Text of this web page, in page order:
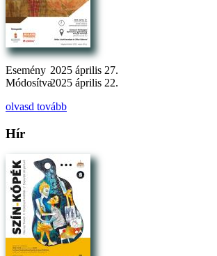
Esemény 2025 április 27.
Módosítva2025 április 22.
olvasd tovább
Hír